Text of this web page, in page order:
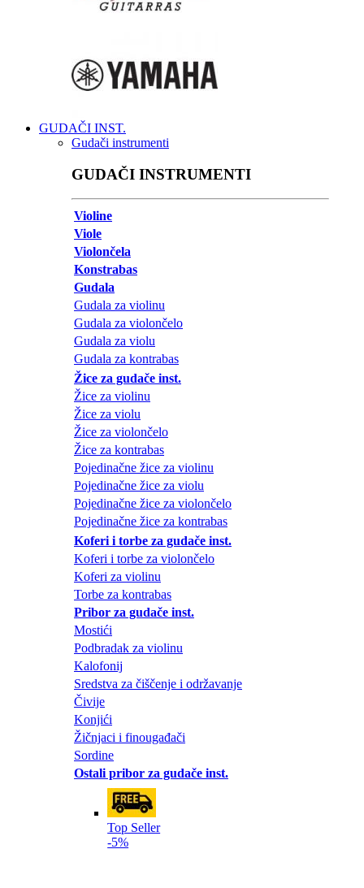
GUDAČI INST.
Gudači instrumenti
GUDAČI INSTRUMENTI
Violine
Viole
Violončela
Konstrabas
Gudala
Gudala za violinu
Gudala za violončelo
Gudala za violu
Gudala za kontrabas
Žice za gudače inst.
Žice za violinu
Žice za violu
Žice za violončelo
Žice za kontrabas
Pojedinačne žice za violinu
Pojedinačne žice za violu
Pojedinačne žice za violončelo
Pojedinačne žice za kontrabas
Koferi i torbe za gudače inst.
Koferi i torbe za violončelo
Koferi za violinu
Torbe za kontrabas
Pribor za gudače inst.
Mostići
Podbradak za violinu
Kalofonij
Sredstva za čiščenje i održavanje
Čivije
Konjići
Žičnjaci i finougađači
Sordine
Ostali pribor za gudače inst.
Top Seller
-5%